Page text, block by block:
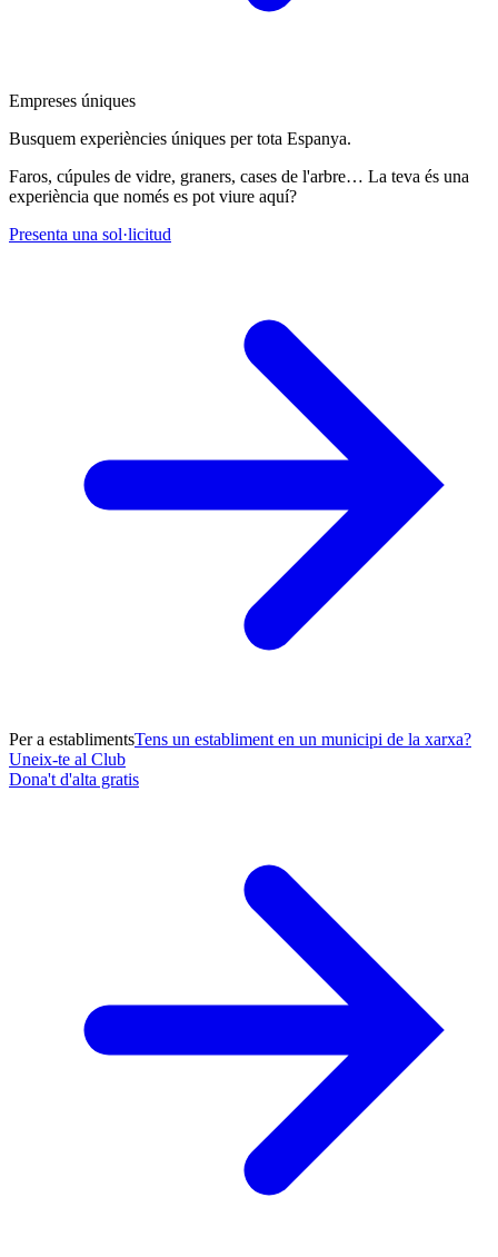
Empreses úniques
Busquem experiències úniques per tota Espanya.
Faros, cúpules de vidre, graners, cases de l'arbre… La teva és una
experiència que només es pot viure aquí?
Presenta una sol·licitud
Per a establimentsTens un establiment en un municipi de la xarxa?
Uneix-te al Club
Dona't d'alta gratis